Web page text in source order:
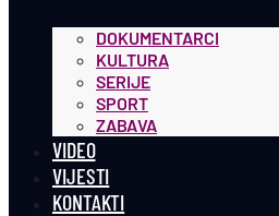
DOKUMENTARCI
KULTURA
SERIJE
SPORT
ZABAVA
VIDEO
VIJESTI
KONTAKTI